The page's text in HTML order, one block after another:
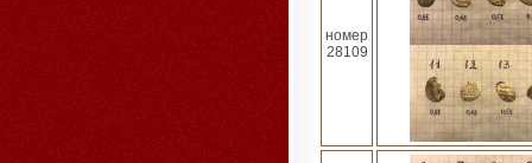
номер
28109